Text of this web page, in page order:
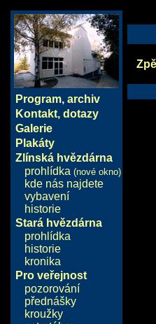
Program, archiv
Kontakt, dotazy
Galerie
Plakáty
Zlínská hvězdárna
prohlídka (nové okno)
kde nás najdete
vybavení
historie
Stará hvězdárna
prohlídka
historie
kronika
Pro veřejnost
pozorování
přednášky
kroužky